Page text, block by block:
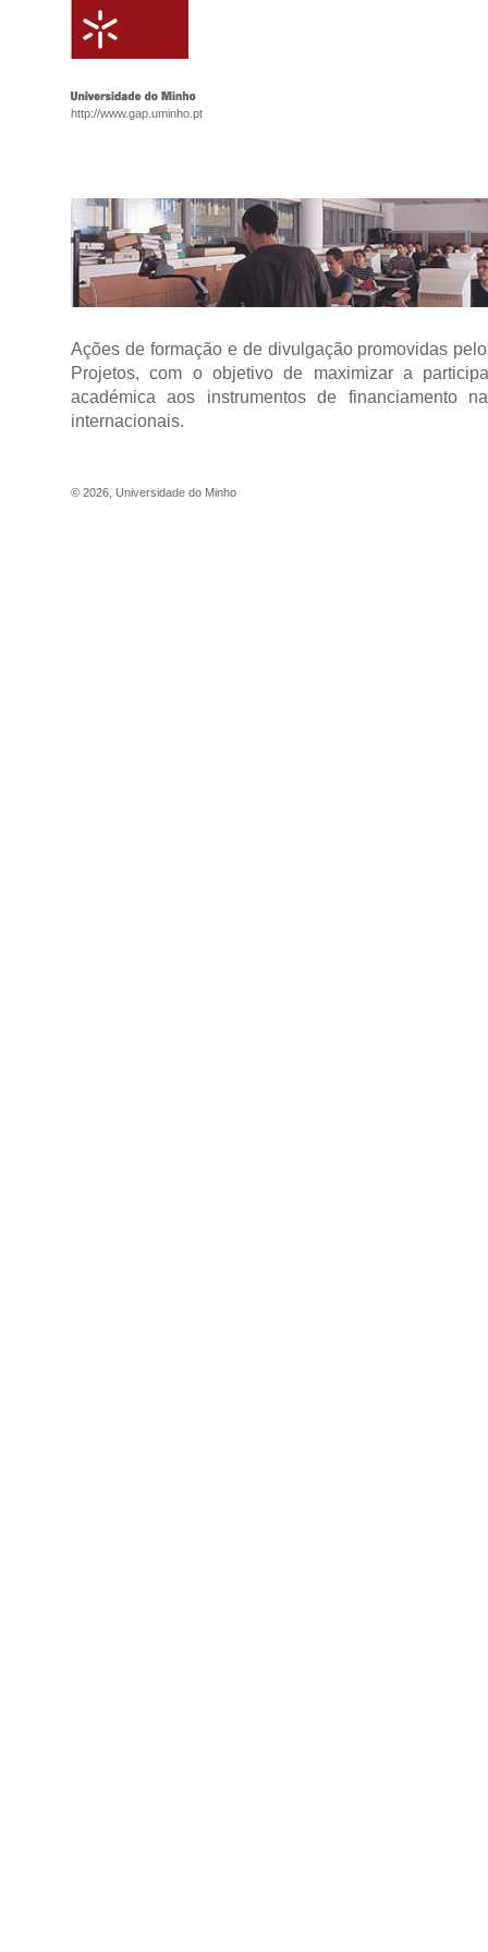
http://www.gap.uminho.pt
Ações de formação e de divulgação promovidas
Projetos, com o objetivo de maximizar a
académica aos instrumentos de financiamento
internacionais.
© 2026 Universidade do Minho